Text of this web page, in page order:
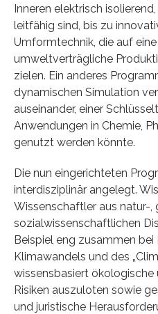
Inneren elektrisch
leitfähig sind, bis zu
Umformtechnik, die auf
umweltverträgliche
zielen. Ein anderes
dynamischen Simulation
auseinander, einer
Anwendungen in Chemie,
genutzt werden könnte.
Die nun eingerichteten
interdisziplinär angelegt.
Wissenschaftler aus natur-,
sozialwissenschaftlichen
Beispiel eng zusammen
Klimawandels und des
wissensbasiert ökologische
Risiken auszuloten sowie
und juristische